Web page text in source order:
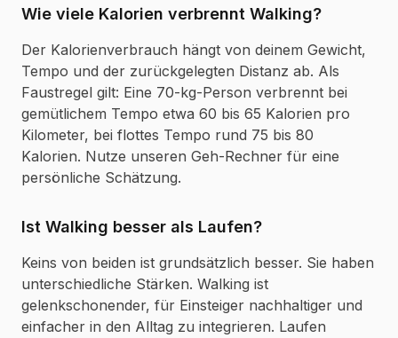
Wie viele Kalorien verbrennt Walking?
Der Kalorienverbrauch hängt von deinem Gewicht,
Tempo und der zurückgelegten Distanz ab. Als
Faustregel gilt: Eine 70-kg-Person verbrennt bei
gemütlichem Tempo etwa 60 bis 65 Kalorien pro
Kilometer, bei flottes Tempo rund 75 bis 80
Kalorien. Nutze unseren Geh-Rechner für eine
persönliche Schätzung.
Ist Walking besser als Laufen?
Keins von beiden ist grundsätzlich besser. Sie haben
unterschiedliche Stärken. Walking ist
gelenkschonender, für Einsteiger nachhaltiger und
einfacher in den Alltag zu integrieren. Laufen